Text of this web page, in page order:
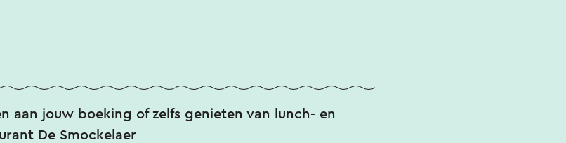
aan jouw boeking of zelfs genieten van lunch- en
De Smockelaer